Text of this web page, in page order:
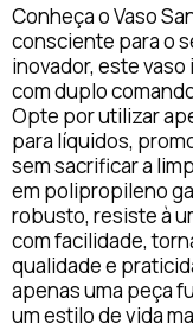
Conheça o Vaso
consciente para o
inovador, este
com duplo
Opte por utilizar
para líquidos,
sem sacrificar a
em polipropileno
robusto, resiste à
com facilidade,
qualidade e
apenas uma peça
um estilo de vida